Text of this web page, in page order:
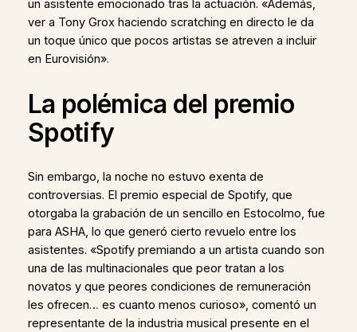
un asistente emocionado tras la actuación. «Además,
ver a Tony Grox haciendo scratching en directo le da
un toque único que pocos artistas se atreven a incluir
en Eurovisión».
La polémica del premio
Spotify
Sin embargo, la noche no estuvo exenta de
controversias. El premio especial de Spotify, que
otorgaba la grabación de un sencillo en Estocolmo, fue
para ASHA, lo que generó cierto revuelo entre los
asistentes. «Spotify premiando a un artista cuando son
una de las multinacionales que peor tratan a los
novatos y que peores condiciones de remuneración
les ofrecen… es cuanto menos curioso», comentó un
representante de la industria musical presente en el